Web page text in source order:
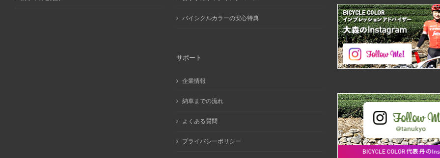
バイシクルカラーの安心特典
サポート
企業情報
納車までの流れ
よくある質問
プライバシーポリシー